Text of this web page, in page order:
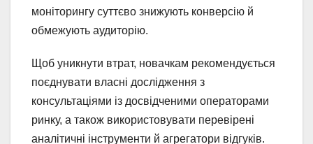
моніторингу суттєво знижують конверсію й
обмежують аудиторію.
Щоб уникнути втрат, новачкам рекомендується
поєднувати власні дослідження з
консультаціями із досвідченими операторами
ринку, а також використовувати перевірені
аналітичні інструменти й агрегатори відгуків.